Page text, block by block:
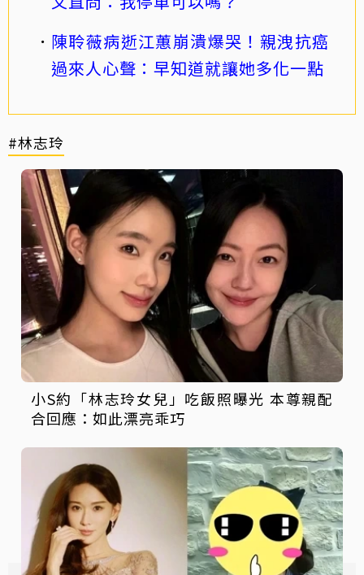
陳聆薇病逝江蕙崩潰爆哭！親洩抗癌
過來人心聲：早知道就讓她多化一點
#林志玲
小S約「林志玲女兒」吃飯照曝光 本尊親配
合回應：如此漂亮乖巧